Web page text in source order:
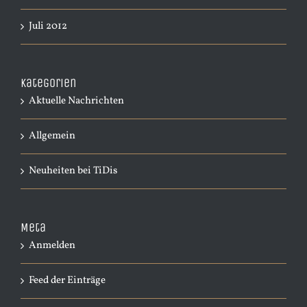
Juli 2012
Kategorien
Aktuelle Nachrichten
Allgemein
Neuheiten bei TiDis
Meta
Anmelden
Feed der Einträge